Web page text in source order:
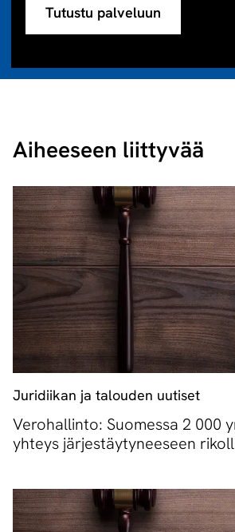
Tutustu palveluun
Aiheeseen liittyvää
Juridiikan ja talouden uutiset
Verohallinto: Suomessa 2 000
yhteys järjestäytyneeseen